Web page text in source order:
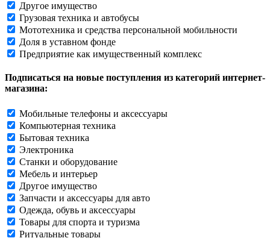
Другое имущество
Грузовая техника и автобусы
Мототехника и средства персональной мобильности
Доля в уставном фонде
Предприятие как имущественный комплекс
Подписаться на новые поступления из категорий интернет-
магазина:
Мобильные телефоны и аксессуары
Компьютерная техника
Бытовая техника
Электроника
Станки и оборудование
Мебель и интерьер
Другое имущество
Запчасти и аксессуары для авто
Одежда, обувь и аксессуары
Товары для спорта и туризма
Ритуальные товары